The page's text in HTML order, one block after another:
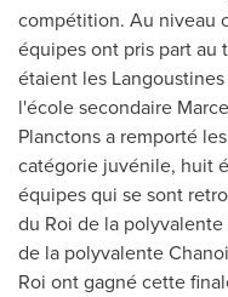
compétition. Au niveau
équipes ont pris part au
étaient les
l'école secondaire
Planctons a remporté
catégorie juvénile, huit
équipes qui se sont
du Roi de la
de la polyvalente
Roi ont gagné cette